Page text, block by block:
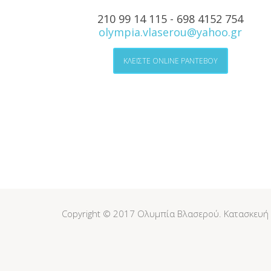
210 99 14 115 - 698 4152 754
olympia.vlaserou@yahoo.gr
ΚΛΕΙΣΤΕ ONLINE ΡΑΝΤΕΒΟΥ
Copyright © 2017 Ολυμπία Βλασερού. Κατασκευή